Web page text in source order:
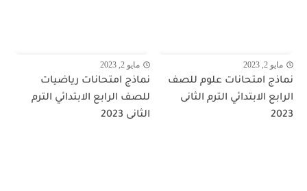
مايو 2, 2023
نماذج امتحانات علوم للصف
الرابع الابتدائي الترم الثانى
2023
مايو 2, 2023
نماذج امتحانات رياضيات
للصف الرابع الابتدائي الترم
الثانى 2023